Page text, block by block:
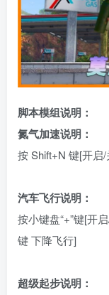
脚本模组说明：
氮气加速说明：
按 Shift+N 键[开启/
汽车飞行说明：
按小键盘“+”键[开
键 下降飞行]
超级起步说明：